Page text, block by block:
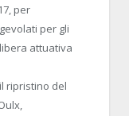
per
per gli
attuativa
ripristino del